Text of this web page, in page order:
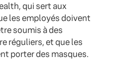
qui sert aux
les employés doivent
soumis à des
réguliers, et que les
porter des masques.